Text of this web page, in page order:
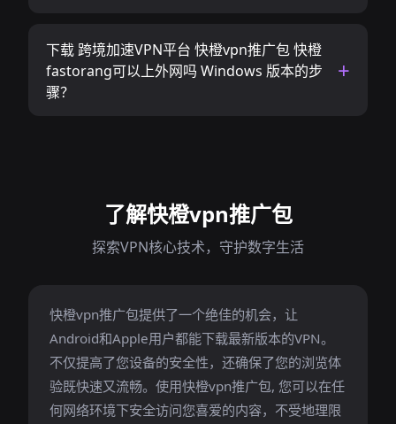
下载 跨境加速VPN平台 快橙vpn推广包 快橙
fastorang可以上外网吗 Windows 版本的步
骤？
了解快橙vpn推广包
探索VPN核心技术，守护数字生活
快橙vpn推广包提供了一个绝佳的机会，让
Android和Apple用户都能下载最新版本的VPN。
不仅提高了您设备的安全性，还确保了您的浏览体
验既快速又流畅。使用快橙vpn推广包, 您可以在任
何网络环境下安全访问您喜爱的内容，不受地理限